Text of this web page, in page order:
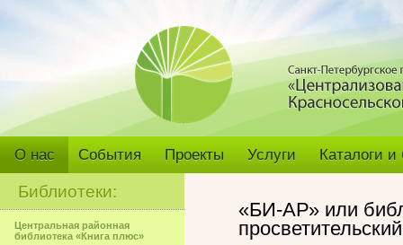
О нас События Проекты Услуги Каталоги
Библиотеки:
Центральная районная
библиотека «Книга плюс»
«БИ-АР» или